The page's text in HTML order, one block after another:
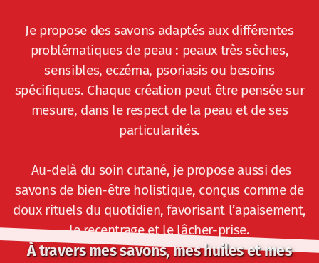
Je propose des savons adaptés aux différentes
problématiques de peau : peaux très sèches,
sensibles, eczéma, psoriasis ou besoins
spécifiques. Chaque création peut être pensée sur
mesure, dans le respect de la peau et de ses
particularités.
Au-delà du soin cutané, je propose aussi des
savons de bien-être holistique, conçus comme de
doux rituels du quotidien, favorisant l’apaisement,
le recentrage et le lâcher-prise.
À travers mes savons, mes huiles et mes